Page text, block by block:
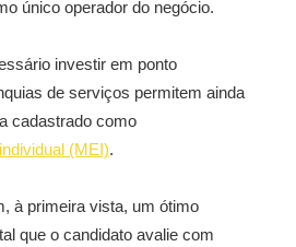
único operador do negócio.
investir em ponto
de serviços permitem ainda
cadastrado como
(MEI).
à primeira vista, um ótimo
que o candidato avalie com